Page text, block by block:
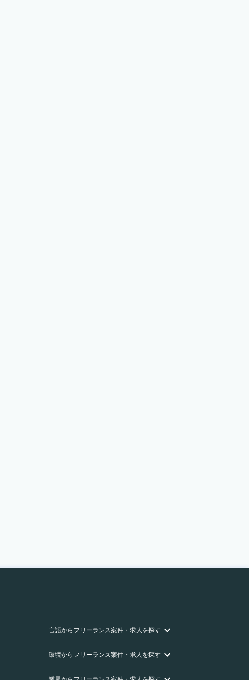
言語からフリーランス案件・求人を探す
環境からフリーランス案件・求人を探す